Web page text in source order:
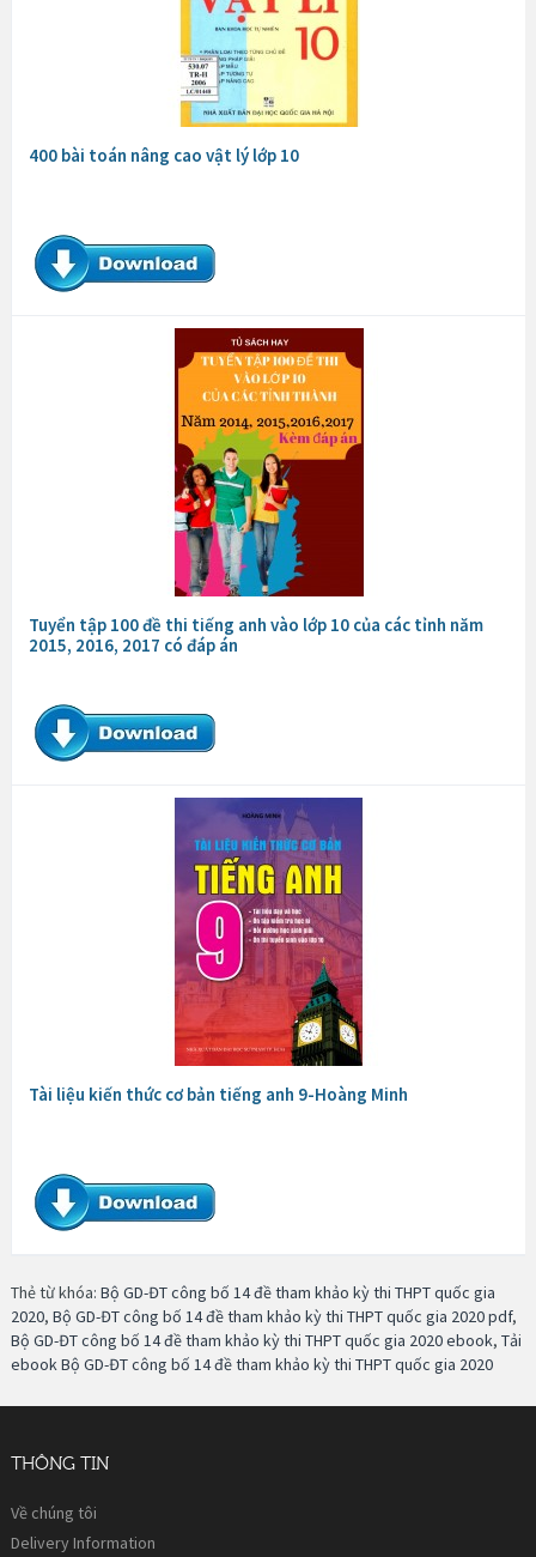
400 bài toán nâng cao vật lý lớp 10
Tuyển tập 100 đề thi tiếng anh vào lớp 10 của các tỉnh năm
2015, 2016, 2017 có đáp án
Tài liệu kiến thức cơ bản tiếng anh 9-Hoàng Minh
Thẻ từ khóa: Bộ GD-ĐT công bố 14 đề tham khảo kỳ thi THPT quốc gia
2020, Bộ GD-ĐT công bố 14 đề tham khảo kỳ thi THPT quốc gia 2020 pdf,
Bộ GD-ĐT công bố 14 đề tham khảo kỳ thi THPT quốc gia 2020 ebook, Tải
ebook Bộ GD-ĐT công bố 14 đề tham khảo kỳ thi THPT quốc gia 2020
THÔNG TIN
Về chúng tôi
Delivery Information